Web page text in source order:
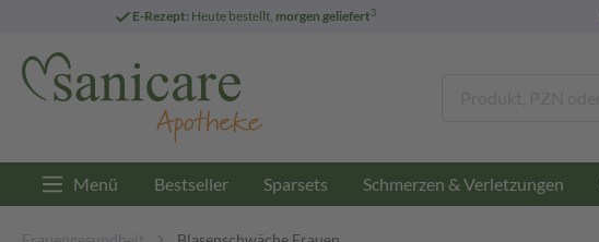
E-Rezept: Heute bestellt, morgen geliefert3
Menü Bestseller Sparsets Schmerzen & Verletzungen